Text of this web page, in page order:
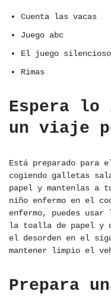
Cuenta las vacas
Juego abc
El juego silencioso
Rimas
Espera lo
un viaje
Está preparado para
cogiendo galletas
papel y mantenlas a
niño enfermo en el
enfermo, puedes
la toalla de papel y
el desorden en el
mantener limpio el
Prepara